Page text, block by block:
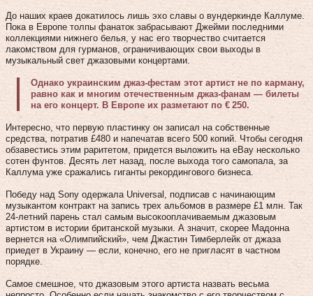
До наших краев докатилось лишь эхо славы о вундеркинде Каллуме.
Пока в Европе толпы фанаток забрасывают Джейми последними
коллекциями нижнего белья, у нас его творчество считается
лакомством для гурманов, ограничивающих свои выходы в
музыкальный свет джазовыми концертами.
Однако украинским джаз-фестам этот артист не по карману,
равно как и многим отечественным джаз-фанам — билеты
на его концерт. В Европе их разметают по € 250.
Интересно, что первую пластинку он записал на собственные
средства, потратив £480 и напечатав всего 500 копий. Чтобы сегодня
обзавестись этим раритетом, придется выложить на eBay несколько
сотен фунтов. Десять лет назад, после выхода того самопала, за
Каллума уже сражались гиганты рекордингового бизнеса.
Победу над Sony одержала Universal, подписав с начинающим
музыкантом контракт на запись трех альбомов в размере £1 млн. Так
24‑летний парень стал самым высокооплачиваемым джазовым
артистом в истории британской музыки. А значит, скорее Мадонна
вернется на «Олимпийский», чем Джастин Тимберлейк от джаза
приедет в Украину — если, конечно, его не пригласят в частном
порядке.
Самое смешное, что джазовым этого артиста назвать весьма